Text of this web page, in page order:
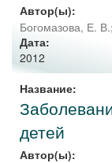
Автор(ы):
Богомазова, Е. В.;
Дата:
2012
Название:
детей
Автор(ы):